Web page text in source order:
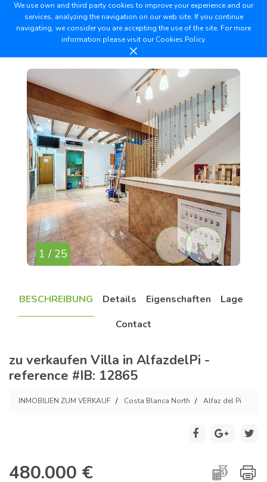
We use own and third party cookies to improve your experience and our
services, analyzing the navigation on our web site. If you continue
navigating, we consider you are accepting the use of the site. For more
information please visit ourCookies Policy.
1 / 25
BESCHREIBUNG Details Eigenschaften
Lage
Contact
zu verkaufen Villa in AlfazdelPi -
reference #IB: 12865
INMOBILIEN ZUM VERKAUF Costa Blanca North Alfaz del Pi
480.000 €